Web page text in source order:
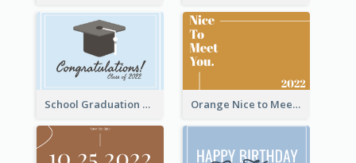
School Graduation Celebration Card Orange Nice to Meet You Greeting Card